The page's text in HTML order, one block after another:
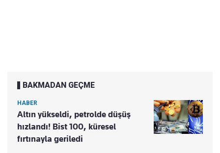
BAKMADAN GEÇME
HABER
Altın yükseldi, petrolde düşüş
hızlandı! Bist 100, küresel
fırtınayla geriledi